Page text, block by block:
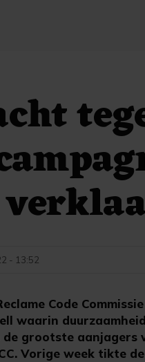
Code
waarin
grootste
Vorige week tikte
- 13:52